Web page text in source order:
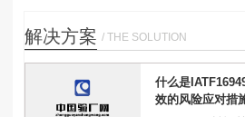
解决方案 / THE SOLUTION
什么是
效的风险应对措